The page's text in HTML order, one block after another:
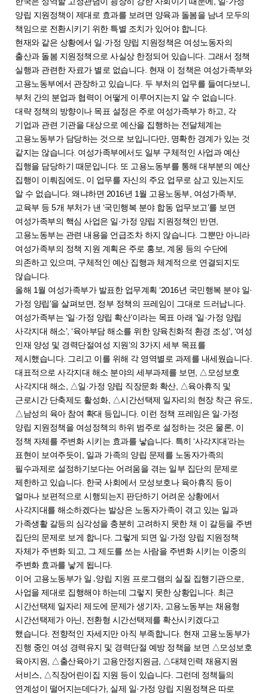
양립 지원정책이 제대로 효과를 보려면 양육과 돌봄을 남녀 모두의
책임으로 전환시키기 위한 특별 조치가 있어야 합니다.
현재와 같은 상황에서 일·가정 양립 지원정책은 여성노동자의
출산과 돌봄 지원정책으로 사실상 한정되어 있습니다. 그래서 정책
실행과 관련한 자료가 별로 없습니다. 현재 이 정책은 여성가족부와
고용노동부에서 관장하고 있습니다. 두 부처의 업무를 들여다보니,
부처 간의 분업과 협력이 어떻게 이루어지는지 알 수 없습니다.
대략 정책의 방향이나 목표 설정은 주로 여성가족부가 하고, 각
기업과 관련 기관을 대상으로 예산을 집행하는 전달체계는
고용노동부가 담당하는 것으로 보입니다만, 명확한 경계가 있는 것
같지는 않습니다. 여성가족부에서도 일부 구체적인 사업과 예산
집행을 담당하기 때문입니다. 또 고용노동부를 통해 대부분의 예산
집행이 이뤄짐에도, 이 업무를 자신의 주요 업무로 삼고 있는지도
알 수 없습니다. 왜냐하면 2016년 1월 고용노동부, 여성가족부,
교육부 등 5개 부처가 낸 ‘국민행복 분야 합동 업무보고’를 보면
여성가족부의 핵심 사업은 일·가정 양립 지원정책인 반면,
고용노동부는 관련 내용을 언급조차 하지 않습니다. 그뿐만 아니라
여성가족부의 정책 지원 계획은 주로 홍보, 계몽 등의 수단에
의존하고 있으며, 구체적인 예산 집행과 체계적으로 연결되지도
않습니다.
올해 1월 여성가족부가 발표한 업무계획 ‘2016년 국민행복 분야 일·
가정 양립’을 살펴보면, 정부 정책의 프레임이 그대로 드러납니다.
여성가족부는 ‘일·가정 양립 확산’이라는 목표 아래 ‘일·가정 양립
사각지대 해소’, ‘육아부담 해소를 위한 양육친화적 환경 조성’, ‘여성
인재 양성 및 경력단절여성 지원’의 3가지 세부 목표를
제시했습니다. 그리고 이를 위해 각 영역별로 과제를 내세웠습니다.
대표적으로 사각지대 해소 분야의 세부과제를 보면, △모성보호
사각지대 해소, △일·가정 양립 직장문화 확산, △육아휴직 및
근로시간 단축제도 활성화, △시간선택제 일자리의 현장 착근 유도,
△남성의 육아 참여 확대 등입니다. 이런 정책 프레임은 일·가정
양립 지원정책을 여성정책의 하위 범주로 설정하는 것은 물론, 이
정책 자체를 주변화 시키는 효과를 낳습니다. 특히 ‘사각지대’라는
표현이 보여주듯이, 일과 가족의 양립 문제를 노동자가족의
필수과제로 설정하기보다는 어려움을 겪는 일부 집단의 문제로
제한하고 있습니다. 한국 사회에서 모성보호나 육아휴직 등이
얼마나 보편적으로 시행되는지 판단하기 어려운 상황에서
사각지대를 해소하겠다는 발상은 노동자가족이 겪고 있는 일과
가족생활 갈등의 심각성을 충분히 고려하지 못한 채 이 갈등을 주변
집단의 문제로 보게 합니다. 그렇게 되면 일·가정 양립 지원정책
자체가 주변화 되고, 그 제도를 쓰는 사람을 주변화 시키는 이중의
주변화 효과를 낳게 됩니다.
이어 고용노동부가 일․양립 지원 프로그램의 실질 집행기관으로,
사업을 제대로 집행해야 하는데 그렇지 못한 상황입니다. 최근
시간선택제 일자리 제도에 문제가 생기자, 고용노동부는 채용형
시간선택제가 아닌, 전환형 시간선택제를 확산시키겠다고
했습니다. 전향적인 자세지만 아직 부족합니다. 현재 고용노동부가
진행 중인 여성 경력유지 및 경력단절 예방 정책을 보면 △모성보호
육아지원, △출산육아기 고용안정지원금, △대체인력 채용지원
서비스, △직장어린이집 지원 등이 있습니다. 그런데 정책들의
연계성이 떨어지는데다가, 실제 일·가정 양립 지원정책은 따로